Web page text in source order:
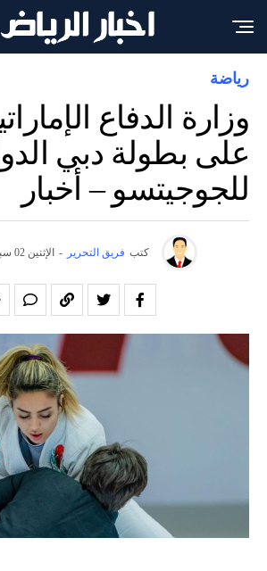
رياضة
وزارة الدفاع
على بطولة دبي
للجوجيتسو – أخبار
كتب فريق التحرير - الإثنين 02 سبتمبر 12:55 ص